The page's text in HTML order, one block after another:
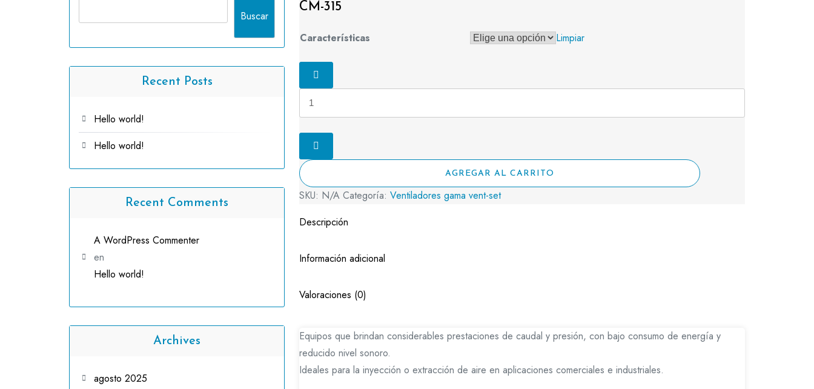
CM-315
Características Limpiar
315
AGREGAR AL CARRITO
SKU: N/A Categoría: Ventiladores gama vent-set
Descripción
Información adicional
Valoraciones (0)
Equipos que brindan considerables prestaciones de caudal y presión, con bajo consumo de energía y
reducido nivel sonoro.
Ideales para la inyección o extracción de aire en aplicaciones comerciales e industriales.
Buscar
Recent Posts
Hello world!
Hello world!
Recent Comments
A WordPress Commenter
en
Hello world!
Archives
agosto 2025